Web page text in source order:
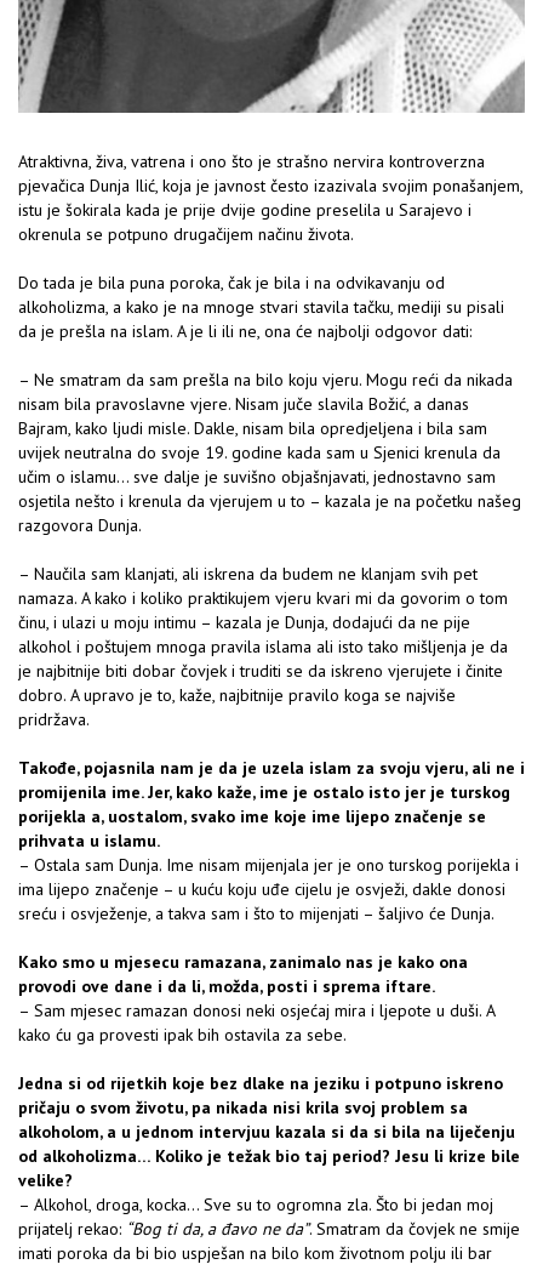
Atraktivna, živa, vatrena i ono što je strašno nervira kontroverzna
pjevačica Dunja Ilić, koja je javnost često izazivala svojim ponašanjem,
istu je šokirala kada je prije dvije godine preselila u Sarajevo i
okrenula se potpuno drugačijem načinu života.
Do tada je bila puna poroka, čak je bila i na odvikavanju od
alkoholizma, a kako je na mnoge stvari stavila tačku, mediji su pisali
da je prešla na islam. A je li ili ne, ona će najbolji odgovor dati:
– Ne smatram da sam prešla na bilo koju vjeru. Mogu reći da nikada
nisam bila pravoslavne vjere. Nisam juče slavila Božić, a danas
Bajram, kako ljudi misle. Dakle, nisam bila opredjeljena i bila sam
uvijek neutralna do svoje 19. godine kada sam u Sjenici krenula da
učim o islamu… sve dalje je suvišno objašnjavati, jednostavno sam
osjetila nešto i krenula da vjerujem u to – kazala je na početku našeg
razgovora Dunja.
– Naučila sam klanjati, ali iskrena da budem ne klanjam svih pet
namaza. A kako i koliko praktikujem vjeru kvari mi da govorim o tom
činu, i ulazi u moju intimu – kazala je Dunja, dodajući da ne pije
alkohol i poštujem mnoga pravila islama ali isto tako mišljenja je da
je najbitnije biti dobar čovjek i truditi se da iskreno vjerujete i činite
dobro. A upravo je to, kaže, najbitnije pravilo koga se najviše
pridržava.
Takođe, pojasnila nam je da je uzela islam za svoju vjeru, ali ne i
promijenila ime. Jer, kako kaže, ime je ostalo isto jer je turskog
porijekla a, uostalom, svako ime koje ime lijepo značenje se
prihvata u islamu.
– Ostala sam Dunja. Ime nisam mijenjala jer je ono turskog porijekla i
ima lijepo značenje – u kuću koju uđe cijelu je osvježi, dakle donosi
sreću i osvježenje, a takva sam i što to mijenjati – šaljivo će Dunja.
Kako smo u mjesecu ramazana, zanimalo nas je kako ona
provodi ove dane i da li, možda, posti i sprema iftare.
– Sam mjesec ramazan donosi neki osjećaj mira i ljepote u duši. A
kako ću ga provesti ipak bih ostavila za sebe.
Jedna si od rijetkih koje bez dlake na jeziku i potpuno iskreno
pričaju o svom životu, pa nikada nisi krila svoj problem sa
alkoholom, a u jednom intervjuu kazala si da si bila na liječenju
od alkoholizma… Koliko je težak bio taj period? Jesu li krize bile
velike?
– Alkohol, droga, kocka… Sve su to ogromna zla. Što bi jedan moj
prijatelj rekao: “Bog ti da, a đavo ne da”. Smatram da čovjek ne smije
imati poroka da bi bio uspješan na bilo kom životnom polju ili bar